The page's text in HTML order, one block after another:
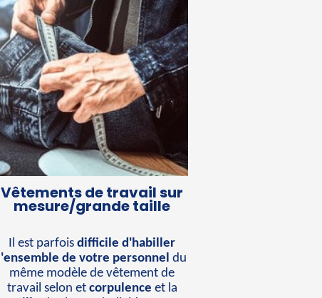
Vêtements de travail sur
mesure/grande taille
Il est parfois difficile d'habiller
l'ensemble de votre personnel du
même modèle de vêtement de
travail selon et corpulence et la